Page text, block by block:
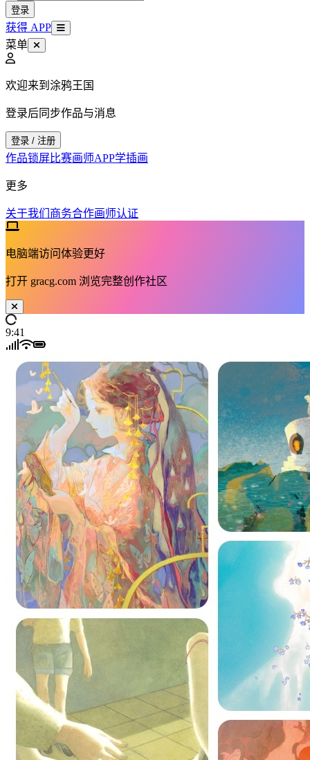
登录
获得 APP
菜单
欢迎来到涂鸦王国
登录后同步作品与消息
登录 / 注册
作品锁屏比赛画师APP学插画
更多
关于我们 商务合作画师认证
电脑端访问体验更好
打开 gracg.com 浏览完整创作社区
9:41